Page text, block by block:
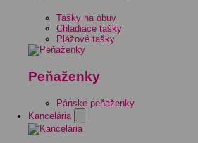
Tašky na obuv
Chladiace tašky
Plážové tašky
Peňaženky
Pánske peňaženky
Kancelária